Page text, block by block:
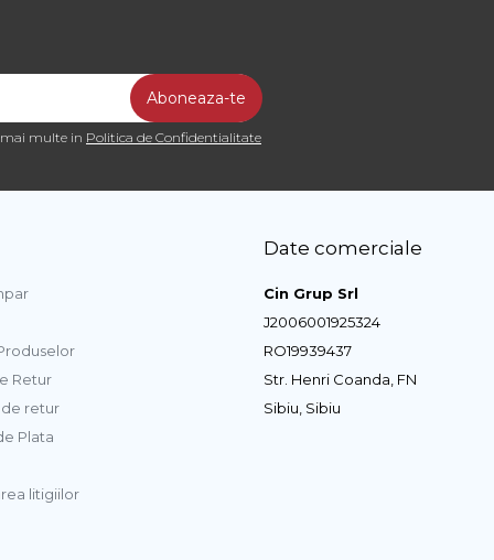
multe in Politica de Confidentialitate
Retur
retur
Plata
litigiilor
Date comerciale
Cin Grup Srl
J2006001925324
RO19939437
Str. Henri Coanda, FN
Sibiu, Sibiu